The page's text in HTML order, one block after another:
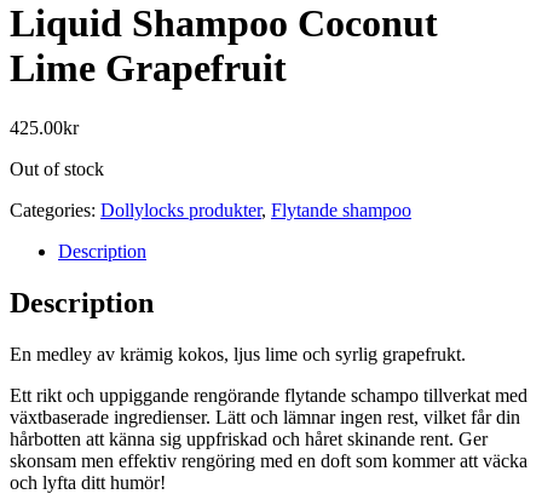
Liquid Shampoo Coconut
Lime Grapefruit
425.00kr
Out of stock
Categories: Dollylocks produkter, Flytande shampoo
Description
Description
En medley av krämig kokos, ljus lime och syrlig grapefrukt.
Ett rikt och uppiggande rengörande flytande schampo tillverkat med
växtbaserade ingredienser. Lätt och lämnar ingen rest, vilket får din
hårbotten att känna sig uppfriskad och håret skinande rent. Ger
skonsam men effektiv rengöring med en doft som kommer att väcka
och lyfta ditt humör!